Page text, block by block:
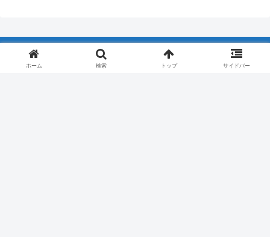
プライバシーポリシー メッセージ&お問合せ
ホーム 検索 トップ サイドバー